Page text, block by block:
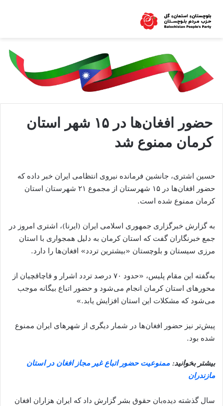
حضور افغان‌ها در ۱۵ شهر استان
کرمان ممنوع شد
حسین اشتری، جانشین فرمانده نیروی انتظامی ایران خبر داده که
حضور افغان‌ها در ۱۵ شهرستان از مجموع ۲۱ شهرستان استان
کرمان ممنوع شده است.
به گزارش خبرگزاری جمهوری اسلامی ایران (ایرنا)، اشتری امروز در
جمع خبرنگاران گفت که استان کرمان به دلیل همجواری با استان
مرزی سیستان و بلوچستان «بیشترین تردد» افغان‌ها را دارد.
به‌گفته این مقام پلیس، «حدود ۷۰ درصد تردد اشرار و قاچاقچیان از
محورهای استان کرمان انجام می‌شود و حضور اتباع بیگانه موجب
می‌شود که مشکلات این استان افزایش یابد.»
پیش‌تر نیز حضور افغان‌ها در شمار دیگری از شهرهای ایران ممنوع
شده بود.
بیشتر بخوانید: ممنوعیت حضور اتباع غیر مجاز افغان در استان
مازندران
سال گذشته دیده‌بان‏ حقوق بشر گزارش داد که ایران هزاران افغان